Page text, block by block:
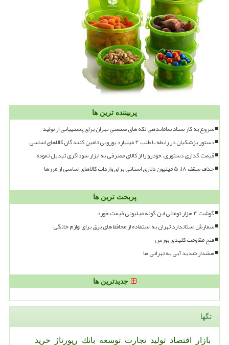
پربیننده ترین ها
شروع به کار ستاد ساماندهی لکه های صنعتی تهران برای پشتیبانی از تولید
دستور پزشکیان در رابطه با طلب ۴ میلیارد یورویی تامین کنندگان کالاهای اساسی
قیمت گذاری دستوری، خودرو را از کالای مصرفی به ابزار سوداگری تبدیل نموده
حذف سقف ۱۸، ۵ میلیون دلاری استانی برای واردات کالاهای اساسی از مرزها
پربحث ترین ها
گوشت ۴ هزار تومانی این گونه میلیونی قیمت خورد
سفارش استاندارد تهران به استفاده از محافظ های برق برای لوازم خانگی
فتح مقاومت کلیدی بورس
هشدار شدید آبی به تهرانی ها
جدیدترین ها
تگها
بازار اقتصاد تولید تجارت توسعه بانك رپورتاژ خرید